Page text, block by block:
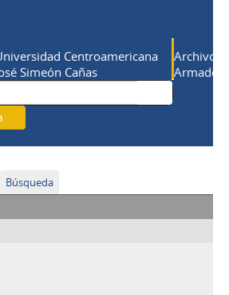
Centroamericana
Simeón Cañas
Archivo
Armado
Búsqueda